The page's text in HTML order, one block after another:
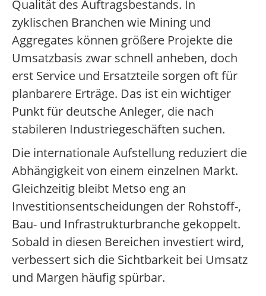
Qualität des Auftragsbestands. In
zyklischen Branchen wie Mining und
Aggregates können größere Projekte die
Umsatzbasis zwar schnell anheben, doch
erst Service und Ersatzteile sorgen oft für
planbarere Erträge. Das ist ein wichtiger
Punkt für deutsche Anleger, die nach
stabileren Industriegeschäften suchen.
Die internationale Aufstellung reduziert die
Abhängigkeit von einem einzelnen Markt.
Gleichzeitig bleibt Metso eng an
Investitionsentscheidungen der Rohstoff-,
Bau- und Infrastrukturbranche gekoppelt.
Sobald in diesen Bereichen investiert wird,
verbessert sich die Sichtbarkeit bei Umsatz
und Margen häufig spürbar.